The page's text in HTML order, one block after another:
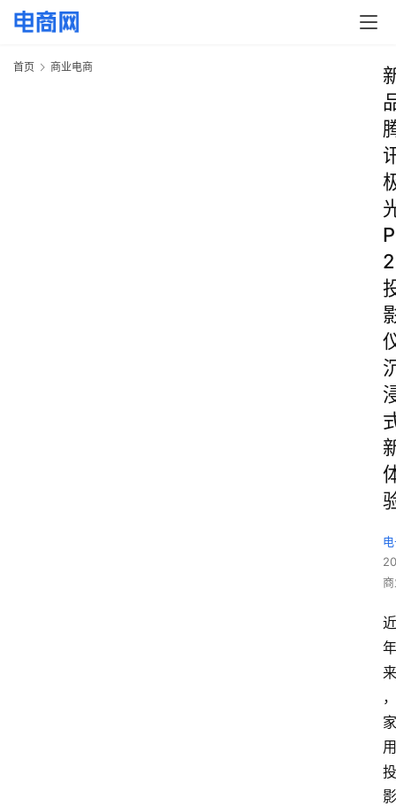
首页 商业电商
P
2
近
年
来
，
家
用
投
影